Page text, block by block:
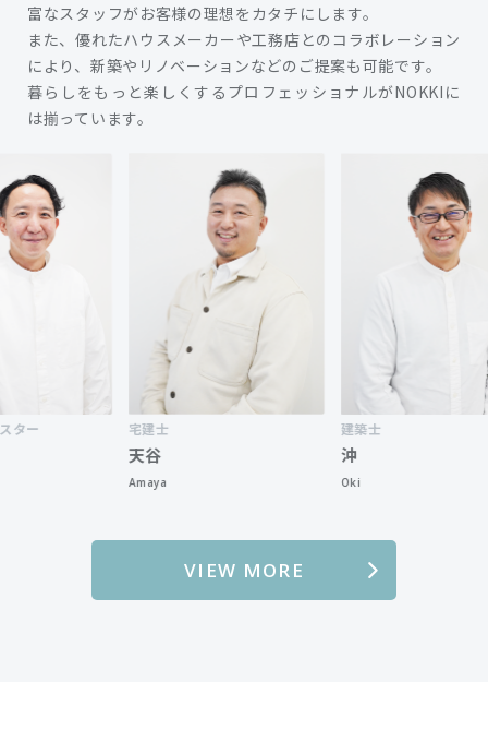
富なスタッフがお客様の理想をカタチにします。
また、優れたハウスメーカーや工務店とのコラボレーション
により、新築やリノベーションなどのご提案も可能です。
暮らしをもっと楽しくするプロフェッショナルがNOKKIに
は揃っています。
ー 宅建士
天谷
Amaya
建築士
沖
Oki
VIEW MORE